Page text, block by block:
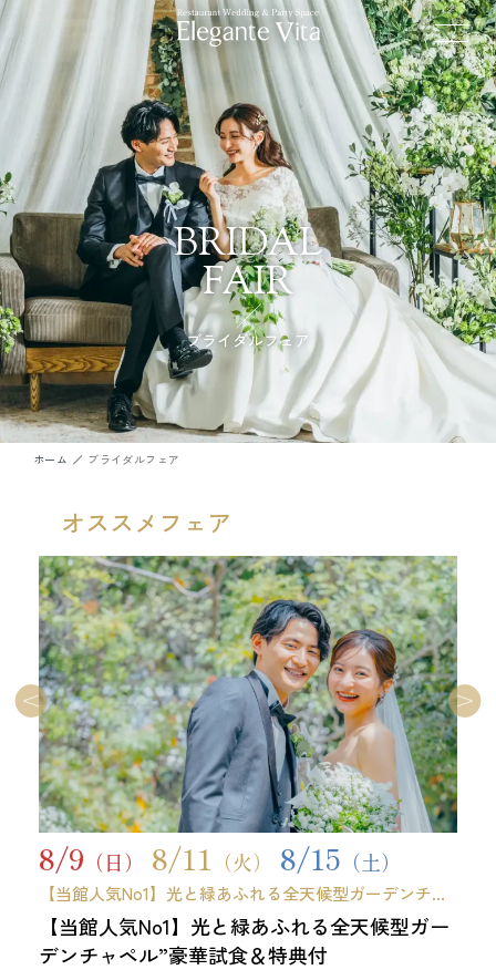
BRIDAL
FAIR
ブライダルフェア
ホーム ブライダルフェア
オススメフェア
8/9 （日） 8/11 （火） 8/15 （土）
【当館人気No1】光と緑あふれる全天候型ガーデンチャ
ペル”豪華試食＆特典付
【当館人気No1】光と緑あふれる全天候型ガー
デンチャペル”豪華試食＆特典付